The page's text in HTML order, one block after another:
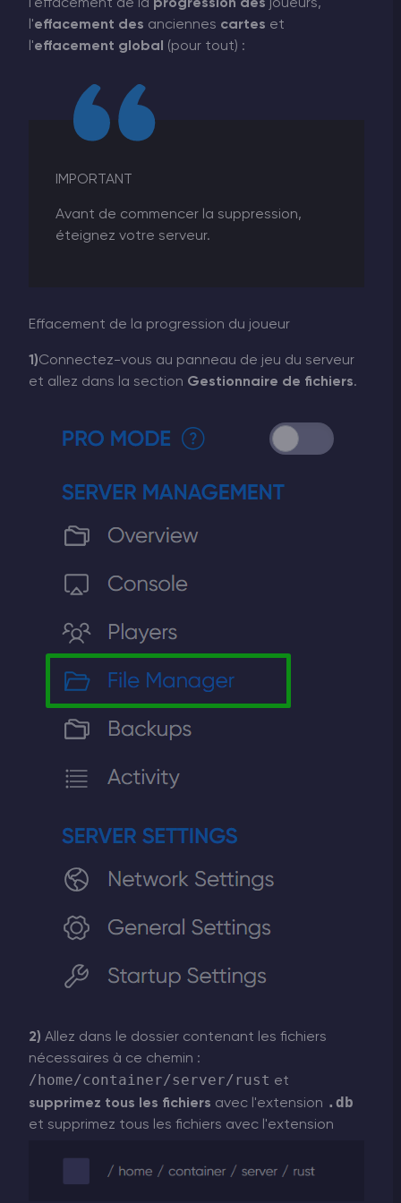
l'effacement de la progression des joueurs,
l'effacement des anciennes cartes et
l'effacement global (pour tout) :
IMPORTANT
Avant de commencer la suppression,
éteignez votre serveur.
Effacement de la progression du joueur
1)Connectez-vous au panneau de jeu du serveur
et allez dans la section Gestionnaire de fichiers.
2) Allez dans le dossier contenant les fichiers
nécessaires à ce chemin :
/home/container/server/rust et
supprimez tous les fichiers avec l'extension .db
et supprimez tous les fichiers avec l'extension